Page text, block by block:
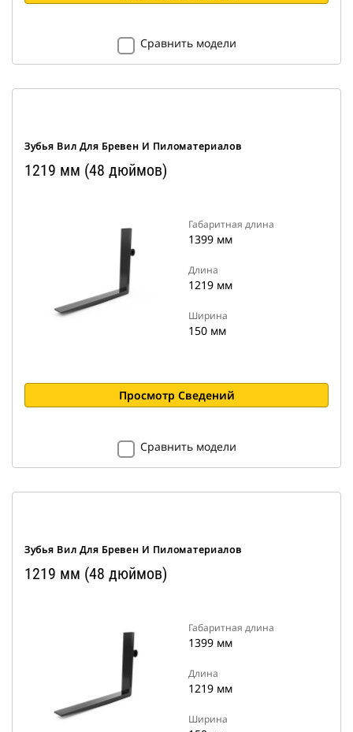
Сравнить модели
Зубья Вил Для Бревен И Пиломатериалов
1219 мм (48 дюймов)
Габаритная длина
1399 мм
Длина
1219 мм
Ширина
150 мм
Просмотр Сведений
Сравнить модели
Зубья Вил Для Бревен И Пиломатериалов
1219 мм (48 дюймов)
Габаритная длина
1399 мм
Длина
1219 мм
Ширина